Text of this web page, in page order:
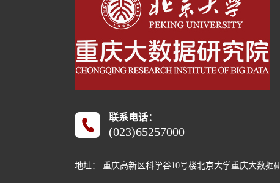
联系电话：
(023)65257000
地址： 重庆高新区科学谷10号楼北京大学重庆大数据